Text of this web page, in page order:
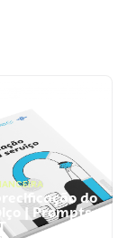
do
| Prompts